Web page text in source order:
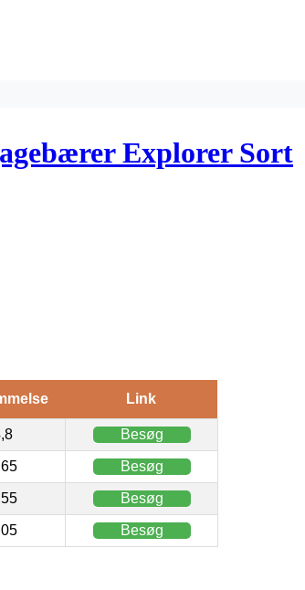
Explorer Sort
Link
Besøg
Besøg
Besøg
Besøg